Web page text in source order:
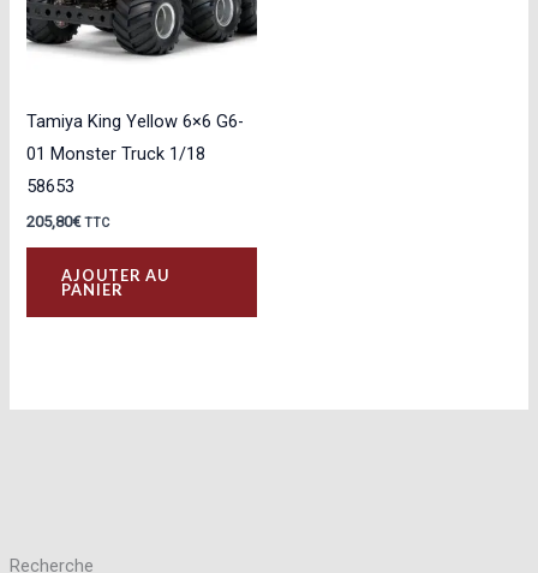
Recherche
Tamiya King Yellow 6×6 G6-
01 Monster Truck 1/18
58653
205,80€ TTC
AJOUTER AU
PANIER